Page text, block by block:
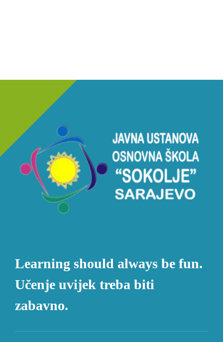
Learning should always be fun.
Učenje uvijek treba biti
zabavno.